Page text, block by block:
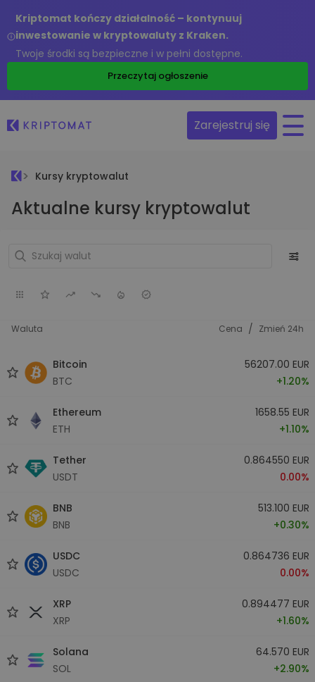
Kriptomat kończy działalność – kontynuuj
inwestowanie w kryptowaluty z Kraken.
Twoje środki są bezpieczne i w pełni dostępne.
Przeczytaj ogłoszenie
Zarejestruj się
Kursy kryptowalut
Aktualne kursy kryptowalut
Waluta Cena / Zmień 24h
Bitcoin
BTC
56207.00 EUR
+1.20%
Ethereum
ETH
1658.55 EUR
+1.10%
Tether
USDT
0.864550 EUR
0.00%
BNB
BNB
513.100 EUR
+0.30%
USDC
USDC
0.864736 EUR
0.00%
XRP
XRP
0.894477 EUR
+1.60%
Solana
SOL
64.570 EUR
+2.90%